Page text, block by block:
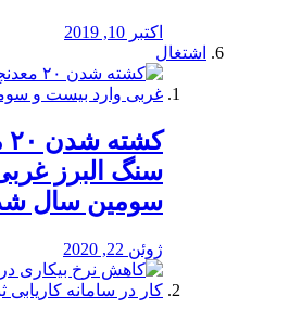
اکتبر 10, 2019
اشتغال
سنگ البرز
سومین سال
ژوئن 22, 2020